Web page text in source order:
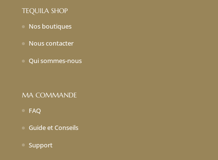
TEQUILA SHOP
Nos boutiques
Nous contacter
Qui sommes-nous
MA COMMANDE
FAQ
Guide et Conseils
Support